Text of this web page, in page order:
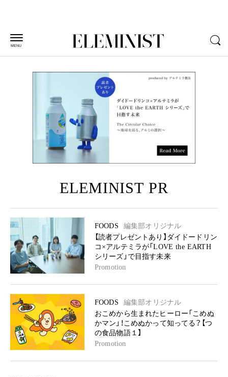
MENU
ELEMINIST PR
FOODS
編集部オリジナル
【読者プレゼントあり】ダイドードリン
コ×アルテミラが「LOVE the EARTH
シリーズ」で目指す未来
Promotion
FOODS
編集部オリジナル
おこめから生まれたヒーロー「こめぬ
かマン」！こめぬかって知ってる？【つ
の食品物語１】
Promotion